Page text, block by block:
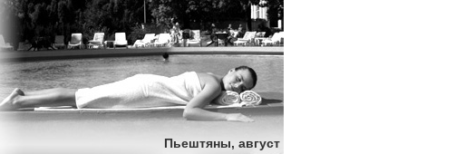
Пьештяны, август